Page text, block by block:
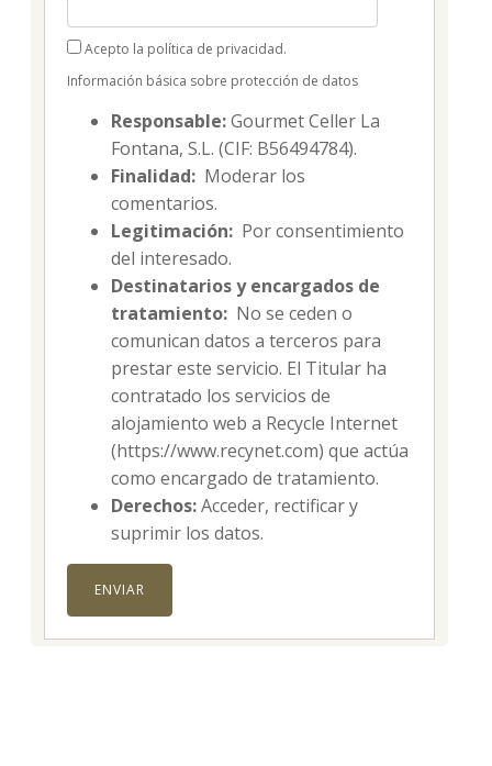
Acepto la política de privacidad.
Información básica sobre protección de datos
Responsable:Gourmet Celler La
Fontana, S.L. (CIF: B56494784).
Finalidad: Moderar los
comentarios.
Legitimación: Por consentimiento
del interesado.
Destinatarios y encargados de
tratamiento: No se ceden o
comunican datos a terceros para
prestar este servicio. El Titular ha
contratado los servicios de
alojamiento web a Recycle Internet
(https://www.recynet.com) que actúa
como encargado de tratamiento.
Derechos:Acceder, rectificar y
suprimir los datos.